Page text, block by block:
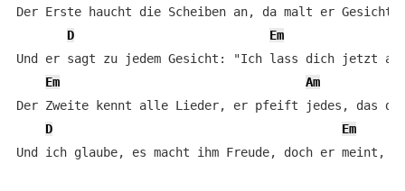
Der Erste haucht die Scheiben an, da malt er
D
Em
Und er sagt zu jedem Gesicht: "Ich lass dich jetzt
Em
Am
Der Zweite kennt alle Lieder, er pfeift jedes, das du
D
Em
Und ich glaube, es macht ihm Freude, doch er meint,